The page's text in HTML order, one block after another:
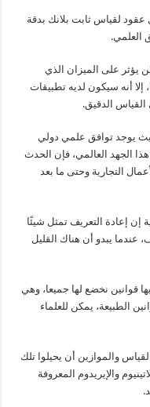
لقياس ثابت بلانك بدقة
العلمي.
يؤثر على الميزان الذي
إلا أنه سيكون لديه تطبيقات
القياس الدقيق.
يوجد توافق علمي دولي
الجهد العالمي، فإن الحدث
التجارية وحتى ما بعد
إعادة التعريف تمثل شيئًا
عندما يبدو أن هناك القليل
قوانين نخضع لها جميعا، وهي
الطبيعة، يمكن للعلماء
والموازين أن يحيلوا تلك
والإيريدوم المعروفة